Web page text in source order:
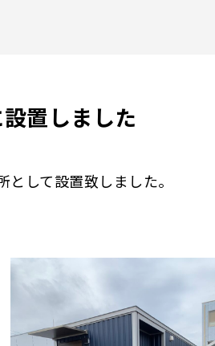
置しました
して設置致しました。